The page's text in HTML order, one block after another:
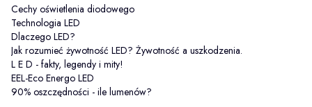
Cechy oświetlenia diodowego
Technologia LED
Dlaczego LED?
Jak rozumieć żywotność LED? Żywotność a uszkodzenia.
L E D - fakty, legendy i mity!
EEL-Eco Energo LED
90% oszczędności - ile lumenów?